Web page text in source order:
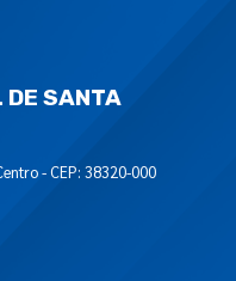
DE SANTA
- CEP: 38320-000